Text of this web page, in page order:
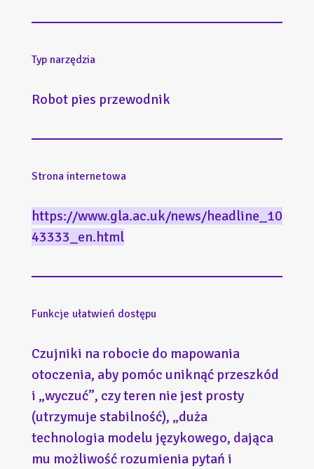
Typ narzędzia
Robot pies przewodnik
Strona internetowa
https://www.gla.ac.uk/news/headline_10
43333_en.html
Funkcje ułatwień dostępu
Czujniki na robocie do mapowania
otoczenia, aby pomóc uniknąć przeszkód
i „wyczuć”, czy teren nie jest prosty
(utrzymuje stabilność), „duża
technologia modelu językowego, dająca
mu możliwość rozumienia pytań i